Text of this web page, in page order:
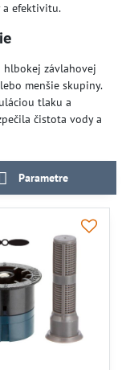
a efektivitu.
závlahovej
menšie skupiny.
tlaku a
čistota vody a
Parametre